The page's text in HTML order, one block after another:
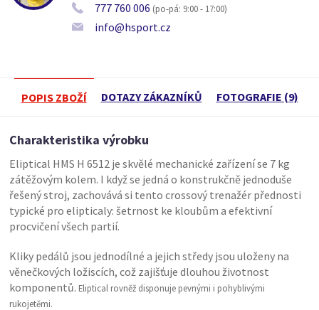
777 760 006 (po-pá: 9:00 - 17:00)
info@hsport.cz
POPIS ZBOŽÍ DOTAZY ZÁKAZNÍKŮ FOTOGRAFIE (9)
Charakteristika výrobku
Eliptical HMS H 6512 je skvělé mechanické zařízení se 7 kg
zátěžovým kolem. I když se jedná o konstrukčně jednoduše
řešený stroj, zachovává si tento crossový trenažér přednosti
typické pro elipticaly: šetrnost ke kloubům a efektivní
procvičení všech partií.
Kliky pedálů jsou jednodílné a jejich středy jsou uloženy na
věnečkových ložiscích, což zajišťuje dlouhou životnost
komponentů. Eliptical rovněž disponuje pevnými i pohyblivými
rukojetěmi.